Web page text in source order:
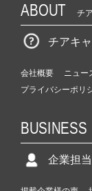
ABOUT チ
チアキ
会社概要 ニュー
プライバシーポリ
BUSINESS
企業担